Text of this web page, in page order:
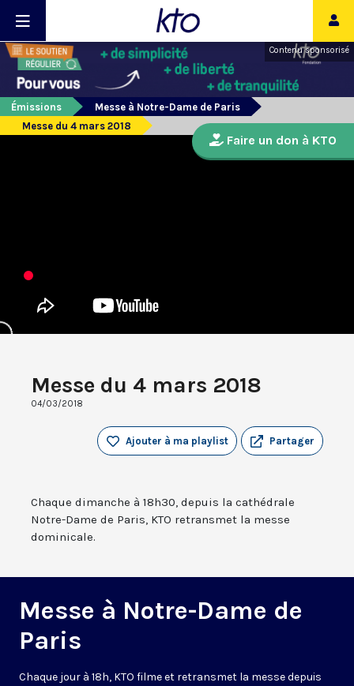
Contenu sponsorisé
Émissions
Messe à Notre-Dame de Paris
Messe du 4 mars 2018
Messe du 4 mars 2018
04/03/2018
Partager
Ajouter à ma playlist
Chaque dimanche à 18h30, depuis la cathédrale
Notre-Dame de Paris, KTO retransmet la messe
dominicale.
Messe à Notre-Dame de
Paris
Chaque jour à 18h, KTO filme et retransmet la messe depuis
Faire un don à KTO